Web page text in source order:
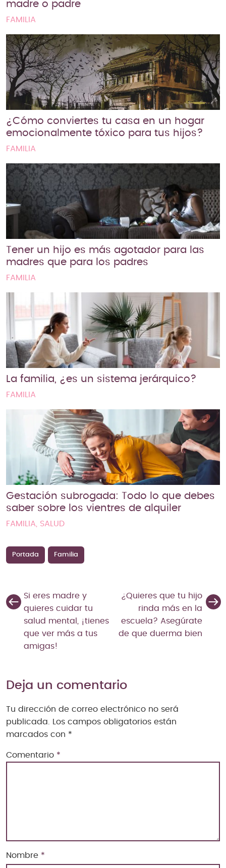
madre o padre
FAMILIA
¿Cómo conviertes tu casa en un hogar
emocionalmente tóxico para tus hijos?
FAMILIA
Tener un hijo es más agotador para las
madres que para los padres
FAMILIA
La familia, ¿es un sistema jerárquico?
FAMILIA
Gestación subrogada: Todo lo que debes
saber sobre los vientres de alquiler
FAMILIA, SALUD
Portada Familia
Si eres madre y
quieres cuidar tu
salud mental, ¡tienes
que ver más a tus
amigas!
¿Quieres que tu hijo
rinda más en la
escuela? Asegúrate
de que duerma bien
Deja un comentario
Tu dirección de correo electrónico no será
publicada. Los campos obligatorios están
marcados con *
Comentario *
Nombre *